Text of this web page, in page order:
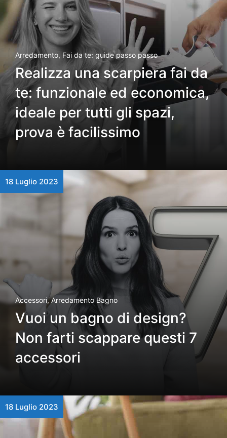
Arredamento, Fai da te: guide passo passo
Realizza una scarpiera fai da
te: funzionale ed economica,
ideale per tutti gli spazi,
prova è facilissimo
18 Luglio 2023
Accessori,Arredamento Bagno
Vuoi un bagno di design?
Non farti scappare questi 7
accessori
18 Luglio 2023